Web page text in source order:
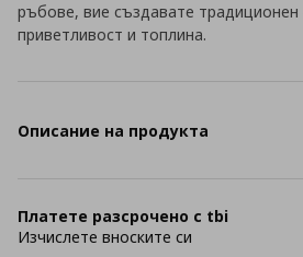
ръбове, вие създавате
приветливост и топлина.
Описание на продукта
Платете разсрочено с tbi
Изчислете вноските си